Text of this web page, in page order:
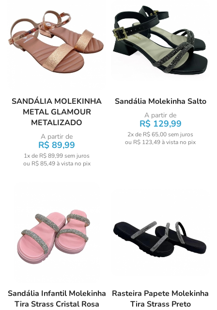
SANDÁLIA MOLEKINHA
METAL GLAMOUR
METALIZADO
A partir de
R$ 89,99
1x de R$ 89,99sem juros
ou R$ 85,49à vista no pix
Sandália Molekinha Salto
A partir de
R$ 129,99
2x de R$ 65,00sem juros
ou R$ 123,49à vista no pix
Sandália Infantil Molekinha
Tira Strass Cristal Rosa
Rasteira Papete Molekinha
Tira Strass Preto